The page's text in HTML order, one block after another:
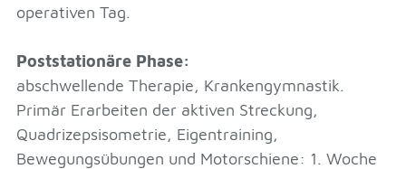
operativen Tag.
Poststationäre Phase:
abschwellende Therapie, Krankengymnastik.
Primär Erarbeiten der aktiven Streckung,
Quadrizepsisometrie, Eigentraining,
Bewegungsübungen und Motorschiene: 1. Woche